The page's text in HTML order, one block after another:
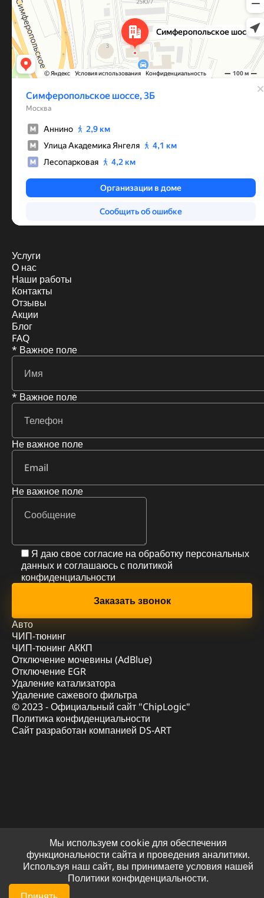
Услуги
О нас
Наши работы
Контакты
Отзывы
Акции
Блог
FAQ
* Важное поле
* Важное поле
Не важное поле
Не важное поле
Я даю свое согласие на обработку персональных
данных и соглашаюсь с политикой
конфиденциальности
Авто
ЧИП-тюнинг
ЧИП-тюнинг АККП
Отключение мочевины (AdBlue)
Отключение EGR
Удаление катализатора
Удаление сажевого фильтра
© 2023 - Официальный сайт "ChipLogic"
Политика конфиденциальности
Сайт разработан компанией DS-ART
Мы используем cookie для обеспечения
функциональности сайта и проведения аналитики.
Используя наш сайт, вы принимаете условия нашей
Политики конфиденциальности.